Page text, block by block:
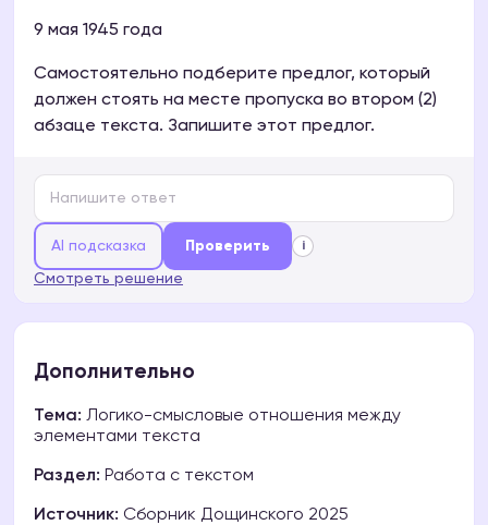
9 мая 1945 года
Самостоятельно подберите предлог, который
должен стоять на месте пропуска во втором (2)
абзаце текста. Запишите этот предлог.
AI подсказка Проверить i
Смотреть решение
Дополнительно
Тема: Логико-смысловые отношения между
элементами текста
Раздел: Работа с текстом
Источник: Сборник Дощинского 2025